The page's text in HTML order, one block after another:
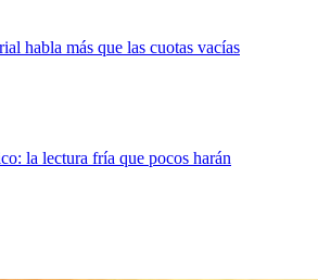
habla más que las cuotas vacías
la lectura fría que pocos harán